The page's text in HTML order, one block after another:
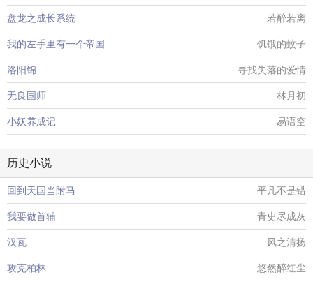
盘龙之成长系统 若醉若离
我的左手里有一个帝国 饥饿的蚊子
洛阳锦 寻找失落的爱情
无良国师 林月初
小妖养成记 易语空
历史小说
回到天国当附马 平凡不是错
我要做首辅 青史尽成灰
汉瓦 风之清扬
攻克柏林 悠然醉红尘